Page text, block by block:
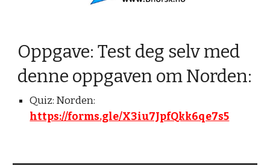
Oppgave: Test deg selv med
denne oppgaven om Norden:
Quiz: Norden:
https://forms.gle/X3iu7JpfQkk6qe7s5